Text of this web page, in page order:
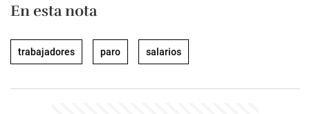
En esta nota
trabajadores paro salarios